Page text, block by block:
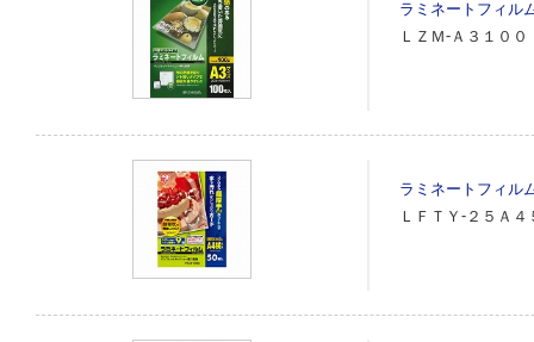
ラミネートフィ
ＬＺＭ‐Ａ３１０
ラミネートフィ
ＬＦＴＹ‐２５Ａ